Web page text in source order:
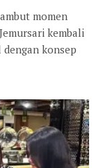
momen
kembali
konsep